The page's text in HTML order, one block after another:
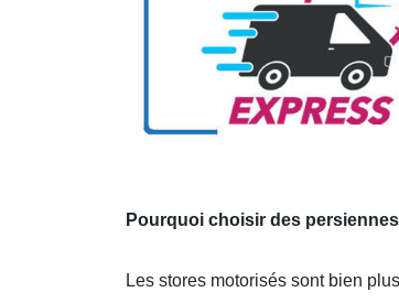
Pourquoi choisir des
Les stores motorisés sont bien